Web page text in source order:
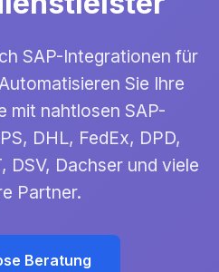
SAP-Integrationen für
Sie Ihre
mit nahtlosen SAP-
DHL, FedEx, DPD,
DSV, Dachser und viele
Partner.
Beratung